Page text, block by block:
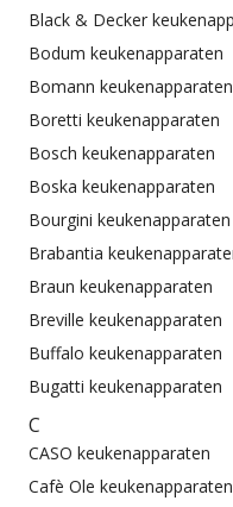
Black & Decker
Bodum keukenapparaten
Bomann keukenapparaten
Boretti keukenapparaten
Bosch keukenapparaten
Boska keukenapparaten
Bourgini keukenapparaten
Brabantia
Braun keukenapparaten
Breville keukenapparaten
Buffalo keukenapparaten
Bugatti keukenapparaten
C
CASO keukenapparaten
Cafè Ole keukenapparaten